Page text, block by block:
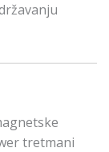
tretmani